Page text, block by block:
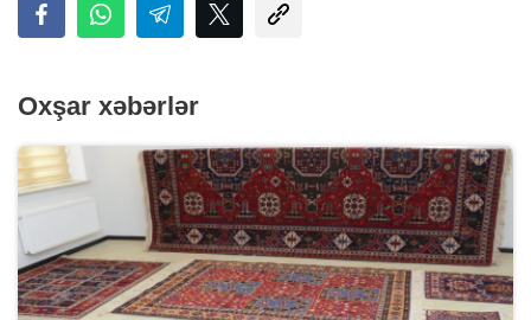
Oxşar xəbərlər